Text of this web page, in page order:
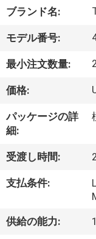
品
わ
た
た
ち
に
い
ブランド名:
モデル番号:
最小注文数量:
価格:
パッケージの詳
細:
受渡し時間:
支払条件:
供給の能力: